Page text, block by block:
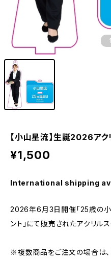
1
【小山星流】生誕2026ア
¥1,500
International shipping
2026年6月3日開催「25歳の小
ント」にて販売されたアクリル
※複数商品をご注文の場合は